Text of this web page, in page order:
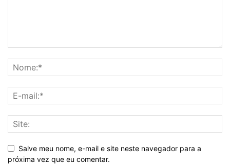
Salve meu nome, e-mail e site neste navegador para a
próxima vez que eu comentar.